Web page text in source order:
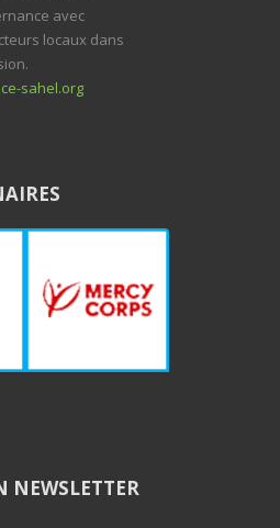
avec
locaux dans
sahel.org
NEWSLETTER